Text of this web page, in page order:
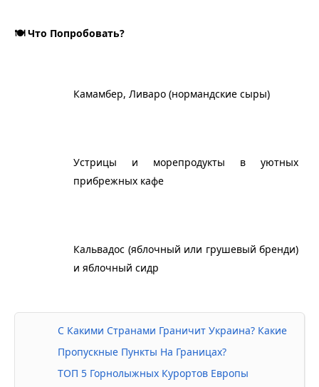
🍽️ Что Попробовать?
Камамбер, Ливаро (нормандские сыры)
Устрицы и морепродукты в уютных
прибрежных кафе
Кальвадос (яблочный или грушевый бренди)
и яблочный сидр
С Какими Странами Граничит Украина? Какие
Пропускные Пункты На Границах?
ТОП 5 Горнолыжных Курортов Европы